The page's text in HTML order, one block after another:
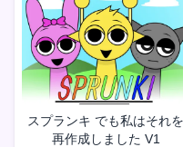
スプランキ でも私はそれを
再作成しました V1